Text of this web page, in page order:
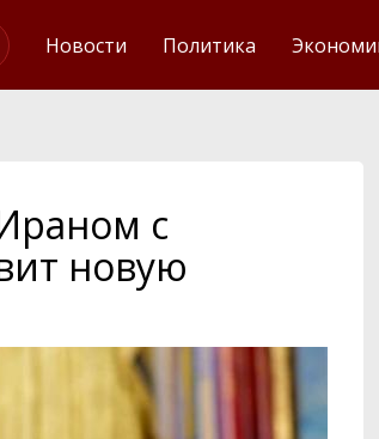
Новости Политика
с
новую